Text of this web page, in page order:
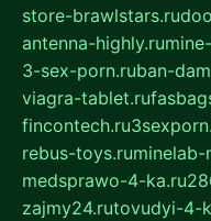
store-brawlstars.ru
antenna-highly.ru
3-sex-porn.ruban-
viagra-tablet.ru
fincontech.ru
rebus-toys.ruminelab-
medsprawo-4-ka.ru
zajmy24.rutovudyi-4-